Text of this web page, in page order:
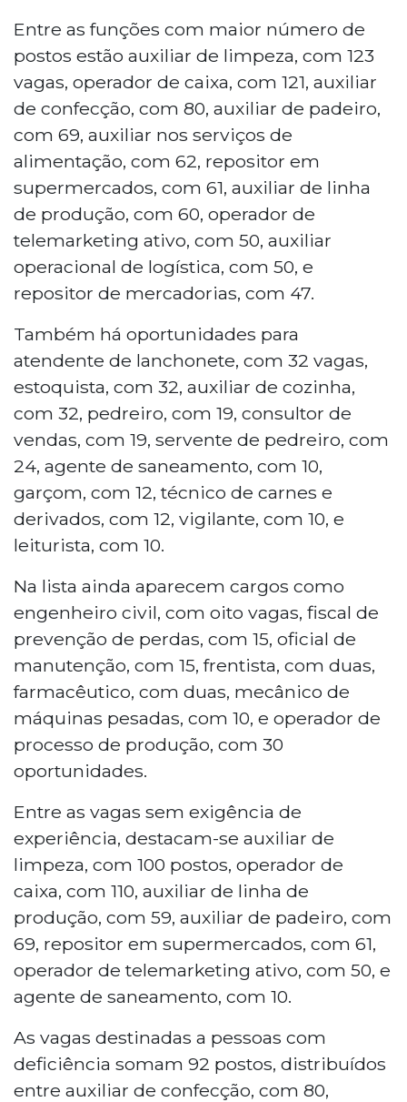
auxiliar de padeiro (69). O atendimento
acontece na Rua 14 de Julho, 992, Vila
Glória, das 7h às 16h, com recomendação
de manter o cadastro atualizado na
Carteira de Trabalho Digital.
Entre as funções com maior número de
postos estão auxiliar de limpeza, com 123
vagas, operador de caixa, com 121, auxiliar
de confecção, com 80, auxiliar de padeiro,
com 69, auxiliar nos serviços de
alimentação, com 62, repositor em
supermercados, com 61, auxiliar de linha
de produção, com 60, operador de
telemarketing ativo, com 50, auxiliar
operacional de logística, com 50, e
repositor de mercadorias, com 47.
Também há oportunidades para
atendente de lanchonete, com 32 vagas,
estoquista, com 32, auxiliar de cozinha,
com 32, pedreiro, com 19, consultor de
vendas, com 19, servente de pedreiro, com
24, agente de saneamento, com 10,
garçom, com 12, técnico de carnes e
derivados, com 12, vigilante, com 10, e
leiturista, com 10.
Na lista ainda aparecem cargos como
engenheiro civil, com oito vagas, fiscal de
prevenção de perdas, com 15, oficial de
manutenção, com 15, frentista, com duas,
farmacêutico, com duas, mecânico de
máquinas pesadas, com 10, e operador de
processo de produção, com 30
oportunidades.
Entre as vagas sem exigência de
experiência, destacam-se auxiliar de
limpeza, com 100 postos, operador de
caixa, com 110, auxiliar de linha de
produção, com 59, auxiliar de padeiro, com
69, repositor em supermercados, com 61,
operador de telemarketing ativo, com 50, e
agente de saneamento, com 10.
As vagas destinadas a pessoas com
deficiência somam 92 postos, distribuídos
entre auxiliar de confecção, com 80,